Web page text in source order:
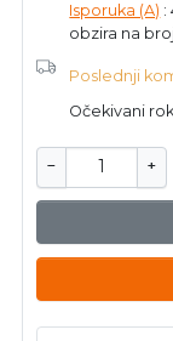
Isporuka (A) :
obzira na
Poslednji
Očekivani
− +